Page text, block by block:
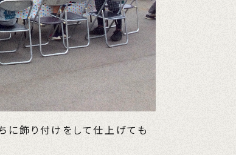
に飾り付けをして仕上げても